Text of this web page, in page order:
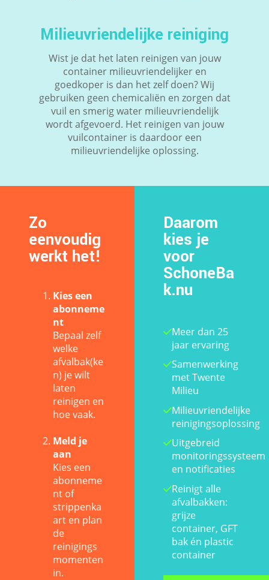
Milieuvriendelijke reiniging
Wist je dat het laten reinigen van jouw
container milieuvriendelijker en
goedkoper is dan het zelf doen? Wij
gebruiken geen chemicaliën en zorgen dat
vuil en smerig water milieuvriendelijk
wordt afgevoerd. Het reinigen van jouw
vuilcontainer is daardoor een
milieuvriendelijke oplossing.
Zo
eenvoudig
werkt het!
Kies een
abonneme
nt
Bepaal zelf
welke
afvalbak(ke
n) je wilt
laten
reinigen en
hoe vaak.
Meld je
aan
Kies een
abonneme
nt of
strippenka
art en plan
de
reinigings
momenten
in.
Daarom
kies je
voor
SchoneBa
k.nu
Meer dan 25
jaar ervaring
Samenwerking
met Twente
Milieu
Milieuvriendelijke
reinigingsoplossing
Uitgebreid
monitoringssysteem
en notificaties
Reinigt alle
afvalbakken:
grijze
container, GFT
bak én plastic
container